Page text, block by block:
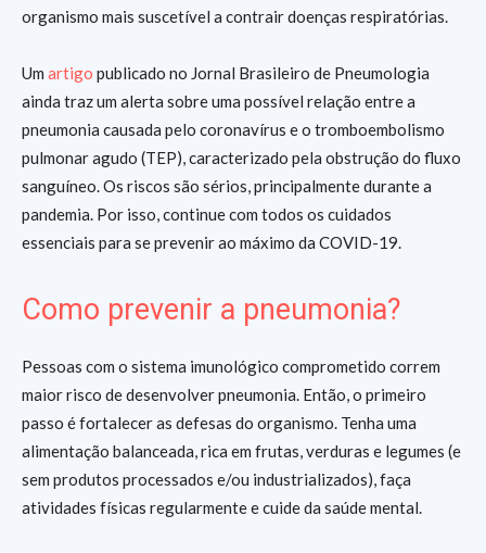
organismo mais suscetível a contrair doenças respiratórias.
Um artigo publicado no Jornal Brasileiro de Pneumologia
ainda traz um alerta sobre uma possível relação entre a
pneumonia causada pelo coronavírus e o tromboembolismo
pulmonar agudo (TEP), caracterizado pela obstrução do fluxo
sanguíneo. Os riscos são sérios, principalmente durante a
pandemia. Por isso, continue com todos os cuidados
essenciais para se prevenir ao máximo da COVID-19.
Como prevenir a pneumonia?
Pessoas com o sistema imunológico comprometido correm
maior risco de desenvolver pneumonia. Então, o primeiro
passo é fortalecer as defesas do organismo. Tenha uma
alimentação balanceada, rica em frutas, verduras e legumes (e
sem produtos processados e/ou industrializados), faça
atividades físicas regularmente e cuide da saúde mental.